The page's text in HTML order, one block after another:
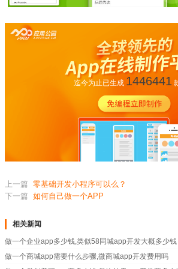
迄今为止已生成 1446441
上一篇 零基础开发小程序可以么？
下一篇 如何自己做一个APP
相关新闻
做一个企业app多少钱,类似58同城app开发大概多少钱
做一个商城app需要什么步骤,微商城app开发费用吗